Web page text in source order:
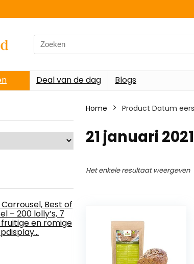
Search
for:
Deal van de dag Blogs
Best of
– 200 lolly’s, 7
en romige
Home Product Datum
21 januari 2021
Het enkele resultaat weergeven